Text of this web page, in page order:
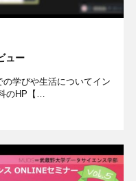
ュー
学びや生活についてイン
のHP【…